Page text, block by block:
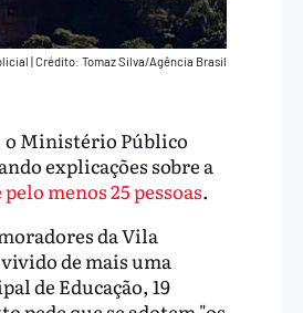
Crédito: Tomaz Silva/Agência Brasil
o Ministério Público
explicações sobre a
menos 25 pessoas.
da Vila
de mais uma
de Educação, 19